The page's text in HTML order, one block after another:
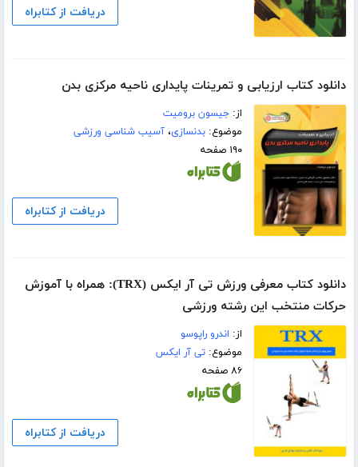
دریافت از کتابراه
دانلود کتاب ارزیابی و تمرینات پایداری ناحیه مرکزی بدن
از:جیسون برومیت
موضوع:بدنسازی،آسیب شناسی ورزشی
۱۹۰ صفحه
دریافت از کتابراه
دانلود کتاب معرفی ورزش تی آر ایکس (TRX): همراه با آموزش
حرکات منتخب این رشته ورزشی
از: اندرو راپوسو
موضوع:تی آر ایکس
۸۶ صفحه
دریافت از کتابراه